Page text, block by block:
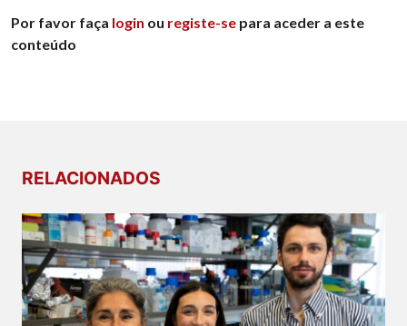
Por favor faça login ou registe-se para aceder a este
conteúdo
RELACIONADOS